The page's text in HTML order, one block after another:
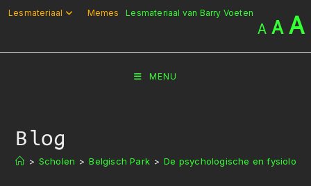
Ga
inhoud
Lesmateriaal Memes Lesmateriaal van Barry Voeten
A A A
MENU
Blog
> Scholen > Belgisch Park > De psychologische en